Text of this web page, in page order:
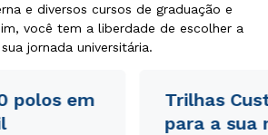
e diversos cursos de graduação e
você tem a liberdade de escolher a
jornada universitária.
polos em
Trilhas
para a sua
ou